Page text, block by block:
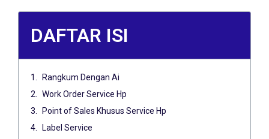
DAFTAR ISI
Rangkum Dengan Ai
Work Order Service Hp
Point of Sales Khusus Service Hp
Label Service